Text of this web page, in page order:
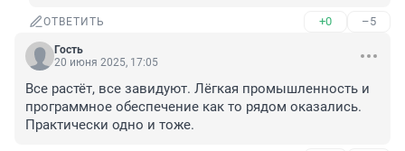
ОТВЕТИТЬ +0 –5
Гость
20 июня 2025, 17:05
Все растёт, все завидуют. Лёгкая промышленность и
программное обеспечение как то рядом оказались.
Практически одно и тоже.